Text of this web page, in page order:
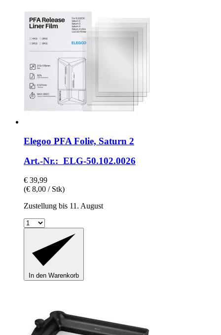
Elegoo PFA Folie, Saturn 2
Art.-Nr.: ELG-50.102.0026
€ 39,99
(€ 8,00 / Stk)
Zustellung bis 11. August
In den Warenkorb